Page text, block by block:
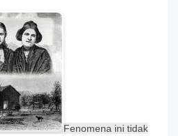
Fenomena ini tidak